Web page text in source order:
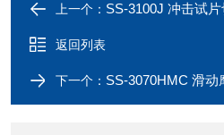
上一个： SS-3100J 冲击试
返回列表
下一个： SS-3070HMC 滑动